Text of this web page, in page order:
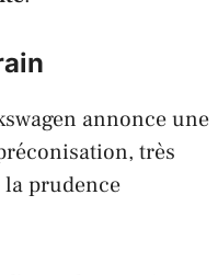
annonce une
très
la prudence